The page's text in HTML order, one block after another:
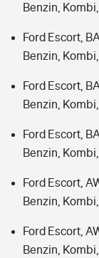
Benzin,
Ford Escort,
Benzin,
Ford Escort,
Benzin,
Ford Escort,
Benzin,
Ford Escort,
Benzin,
Ford Escort,
Benzin,